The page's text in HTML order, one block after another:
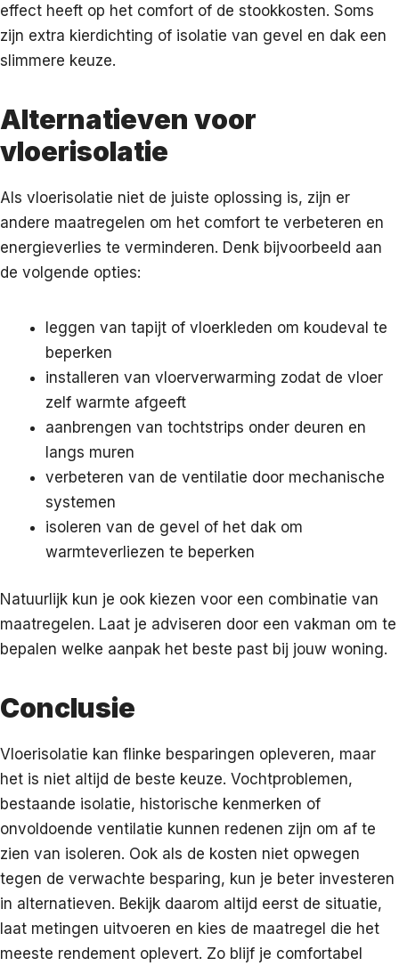
effect heeft op het comfort of de stookkosten. Soms
zijn extra kierdichting of isolatie van gevel en dak een
slimmere keuze.
Alternatieven voor
vloerisolatie
Als vloerisolatie niet de juiste oplossing is, zijn er
andere maatregelen om het comfort te verbeteren en
energieverlies te verminderen. Denk bijvoorbeeld aan
de volgende opties:
leggen van tapijt of vloerkleden om koudeval te
beperken
installeren van vloerverwarming zodat de vloer
zelf warmte afgeeft
aanbrengen van tochtstrips onder deuren en
langs muren
verbeteren van de ventilatie door mechanische
systemen
isoleren van de gevel of het dak om
warmteverliezen te beperken
Natuurlijk kun je ook kiezen voor een combinatie van
maatregelen. Laat je adviseren door een vakman om te
bepalen welke aanpak het beste past bij jouw woning.
Conclusie
Vloerisolatie kan flinke besparingen opleveren, maar
het is niet altijd de beste keuze. Vochtproblemen,
bestaande isolatie, historische kenmerken of
onvoldoende ventilatie kunnen redenen zijn om af te
zien van isoleren. Ook als de kosten niet opwegen
tegen de verwachte besparing, kun je beter investeren
in alternatieven. Bekijk daarom altijd eerst de situatie,
laat metingen uitvoeren en kies de maatregel die het
meeste rendement oplevert. Zo blijf je comfortabel